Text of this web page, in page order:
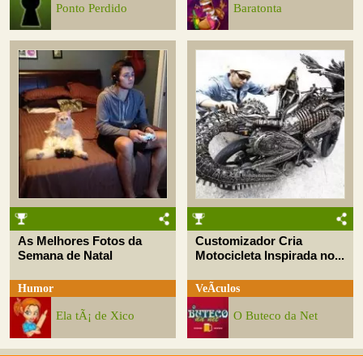
Ponto Perdido Baratonta
As Melhores Fotos da
Semana de Natal
Humor
Ela tÃ¡ de Xico
Customizador Cria
Motocicleta Inspirada no...
VeÃ­culos
O Buteco da Net